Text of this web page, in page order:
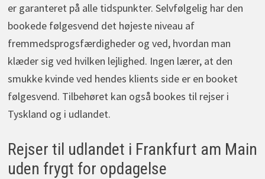
er garanteret på alle tidspunkter. Selvfølgelig har den
bookede følgesvend det højeste niveau af
fremmedsprogsfærdigheder og ved, hvordan man
klæder sig ved hvilken lejlighed. Ingen lærer, at den
smukke kvinde ved hendes klients side er en booket
følgesvend. Tilbehøret kan også bookes til rejser i
Tyskland og i udlandet.
Rejser til udlandet i Frankfurt am Main
uden frygt for opdagelse